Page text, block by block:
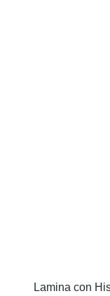
Lamina con